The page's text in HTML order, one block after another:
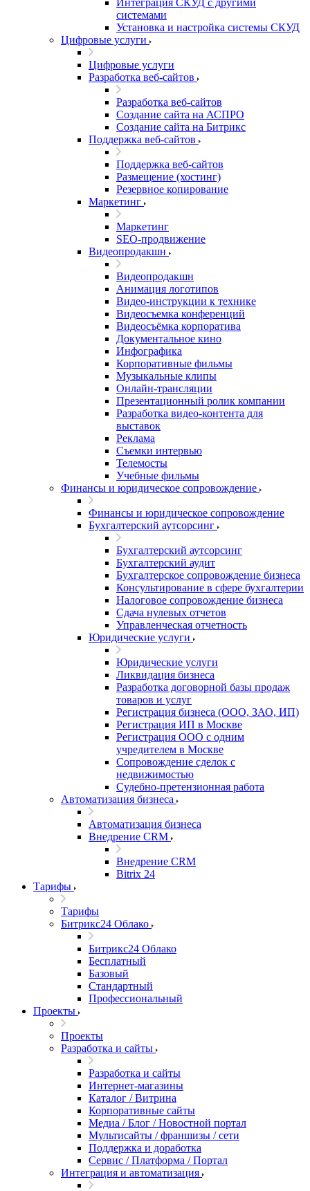
Интеграция СКУД с другими
системами
Установка и настройка системы СКУД
Цифровые услуги
Цифровые услуги
Разработка веб-сайтов
Разработка веб-сайтов
Создание сайта на АСПРО
Создание сайта на Битрикс
Поддержка веб-сайтов
Поддержка веб-сайтов
Размещение (хостинг)
Резервное копирование
Маркетинг
Маркетинг
SEO-продвижение
Видеопродакшн
Видеопродакшн
Анимация логотипов
Видео-инструкции к технике
Видеосъемка конференций
Видеосъёмка корпоратива
Документальное кино
Инфографика
Корпоративные фильмы
Музыкальные клипы
Онлайн-трансляции
Презентационный ролик компании
Разработка видео-контента для
выставок
Реклама
Съемки интервью
Телемосты
Учебные фильмы
Финансы и юридическое сопровождение
Финансы и юридическое сопровождение
Бухгалтерский аутсорсинг
Бухгалтерский аутсорсинг
Бухгалтерский аудит
Бухгалтерское сопровождение бизнеса
Консультирование в сфере бухгалтерии
Налоговое сопровождение бизнеса
Сдача нулевых отчетов
Управленческая отчетность
Юридические услуги
Юридические услуги
Ликвидация бизнеса
Разработка договорной базы продаж
товаров и услуг
Регистрация бизнеса (ООО, ЗАО, ИП)
Регистрация ИП в Москве
Регистрация ООО с одним
учредителем в Москве
Сопровождение сделок с
недвижимостью
Судебно-претензионная работа
Автоматизация бизнеса
Автоматизация бизнеса
Внедрение CRM
Внедрение CRM
Bitrix 24
Тарифы
Тарифы
Битрикс24 Облако
Битрикс24 Облако
Бесплатный
Базовый
Стандартный
Профессиональный
Проекты
Проекты
Разработка и сайты
Разработка и сайты
Интернет-магазины
Каталог / Витрина
Корпоративные сайты
Медиа / Блог / Новостной портал
Мультисайты / франшизы / сети
Поддержка и доработка
Сервис / Платформа / Портал
Интеграция и автоматизация